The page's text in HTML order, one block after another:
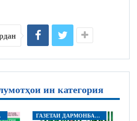
ин категория
ГАЗЕТАИ ДАРМОНБАХШ